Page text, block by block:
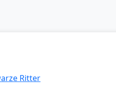
Ritter